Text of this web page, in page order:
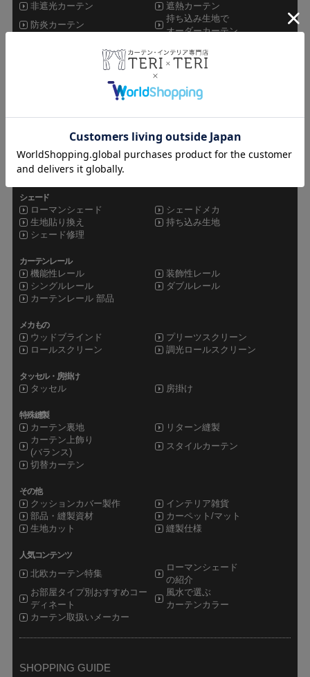
非遮光カーテン
遮熱カーテン
防炎カーテン
持ち込み生地で
オーダーカーテン
非ミラーレース
遮熱レース
シャワーカーテン
ドレープレース
オーダーカーテン
既製品カーテン
カフェカーテン
シェード
ローマンシェード
シェードメカ
生地貼り換え
持ち込み生地
シェード修理
カーテンレール
機能性レール
装飾性レール
シングルレール
ダブルレール
カーテンレール 部品
メカもの
ウッドブラインド
プリーツスクリーン
ロールスクリーン
調光ロールスクリーン
タッセル・房掛け
タッセル 房掛け
特殊縫製
カーテン裏地
リターン縫製
カーテン上飾り
(バランス)
スタイルカーテン
切替カーテン
その他
クッションカバー製作
インテリア雑貨
部品・縫製資材
カーペット/マット
生地カット
縫製仕様
人気コンテンツ
北欧カーテン特集
ローマンシェード
の紹介
お部屋タイプ別おすすめコー
ディネート
風水で選ぶ
カーテンカラー
カーテン取扱いメーカー
SHOPPING GUIDE